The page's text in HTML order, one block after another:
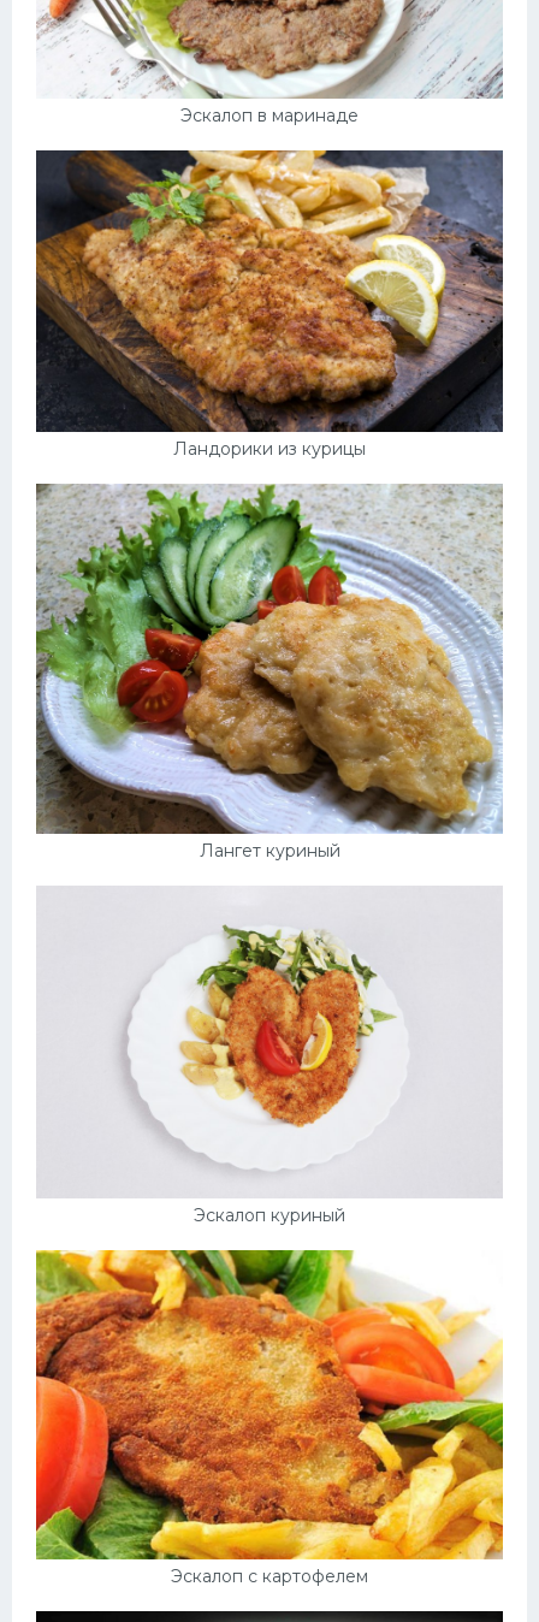
Эскалоп в маринаде
Ландорики из курицы
Лангет куриный
Эскалоп куриный
Эскалоп с картофелем